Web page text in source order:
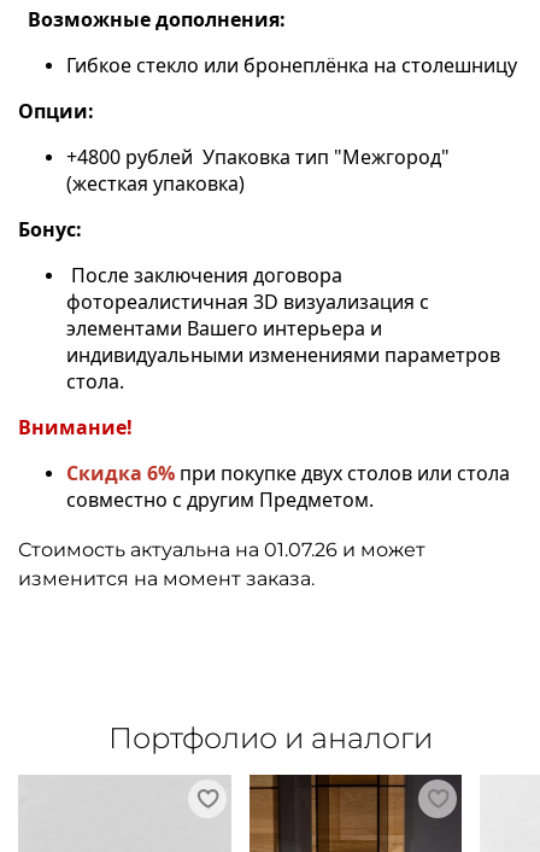
Возможные дополнения:
Гибкое стекло или бронеплёнка на столешницу
Опции:
+4800 рублей Упаковка тип "Межгород"
(жесткая упаковка)
Бонус:
После заключения договора
фотореалистичная 3D визуализация с
элементами Вашего интерьера и
индивидуальными изменениями параметров
стола.
Внимание!
Скидка 6% при покупке двух столов или стола
совместно с другим Предметом.
Стоимость актуальна на 01.07.26 и может
изменится на момент заказа.
Портфолио и аналоги